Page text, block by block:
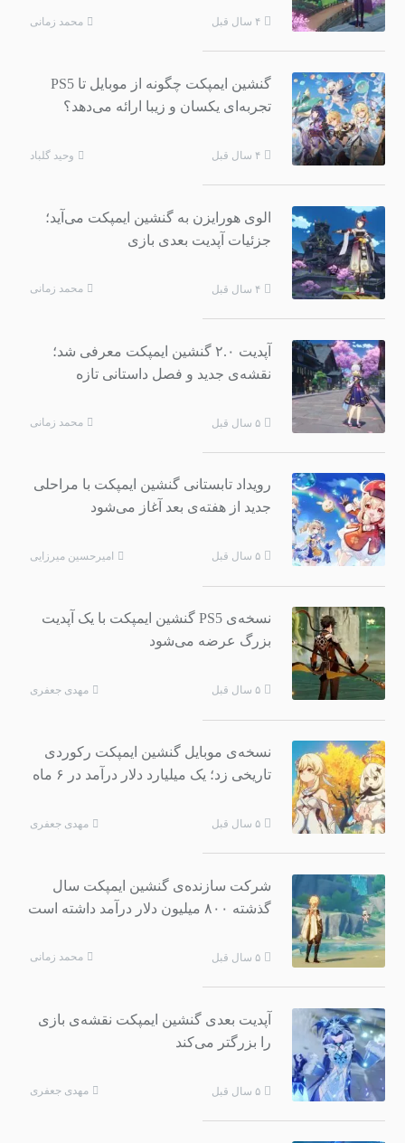
۴ سال قبل محمد زمانی
گنشین ایمپکت چگونه از موبایل تا PS5
تجربه‌ای یکسان و زیبا ارائه می‌دهد؟
۴ سال قبل وحید گلباد
الوی هورایزن به گنشین ایمپکت می‌آید؛
جزئیات آپدیت بعدی بازی
۴ سال قبل محمد زمانی
آپدیت ۲.۰ گنشین ایمپکت معرفی شد؛
نقشه‌ی جدید و فصل داستانی تازه
۵ سال قبل محمد زمانی
رویداد تابستانی گنشین ایمپکت با مراحلی
جدید از هفته‌ی بعد آغاز می‌شود
۵ سال قبل امیرحسین میرزایی
نسخه‌ی PS5 گنشین ایمپکت با یک آپدیت
بزرگ عرضه می‌شود
۵ سال قبل مهدی جعفری
نسخه‌ی موبایل گنشین ایمپکت رکوردی
تاریخی زد؛ یک میلیارد دلار درآمد در ۶ ماه
۵ سال قبل مهدی جعفری
شرکت سازنده‌ی گنشین ایمپکت سال
گذشته ۸۰۰ میلیون دلار درآمد داشته است
۵ سال قبل محمد زمانی
آپدیت بعدی گنشین ایمپکت نقشه‌ی بازی
را بزرگتر می‌کند
۵ سال قبل مهدی جعفری